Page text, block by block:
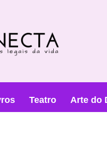
Teatro Arte do